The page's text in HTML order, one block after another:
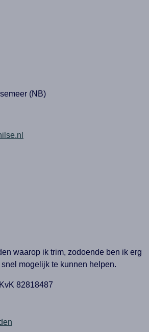
(NB)
waarop ik trim, zodoende ben ik erg
mogelijk te kunnen helpen.
82818487